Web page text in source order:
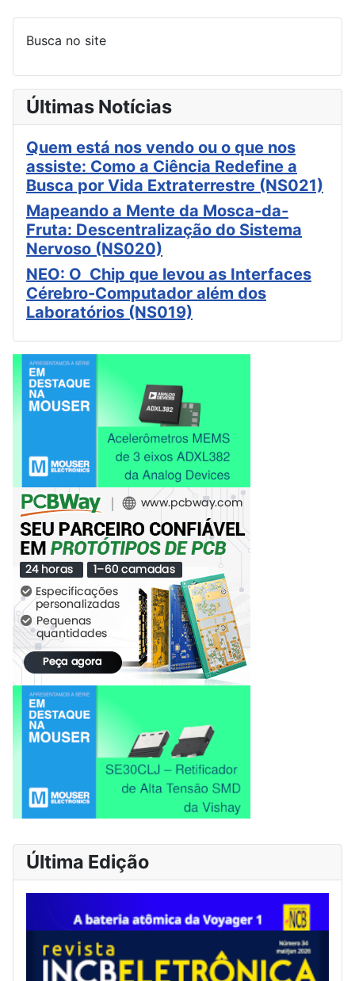
Busca no site
Últimas Notícias
Quem está nos vendo ou o que nos
assiste: Como a Ciência Redefine a
Busca por Vida Extraterrestre (NS021)
Mapeando a Mente da Mosca-da-
Fruta: Descentralização do Sistema
Nervoso (NS020)
NEO: O Chip que levou as Interfaces
Cérebro-Computador além dos
Laboratórios (NS019)
Última Edição